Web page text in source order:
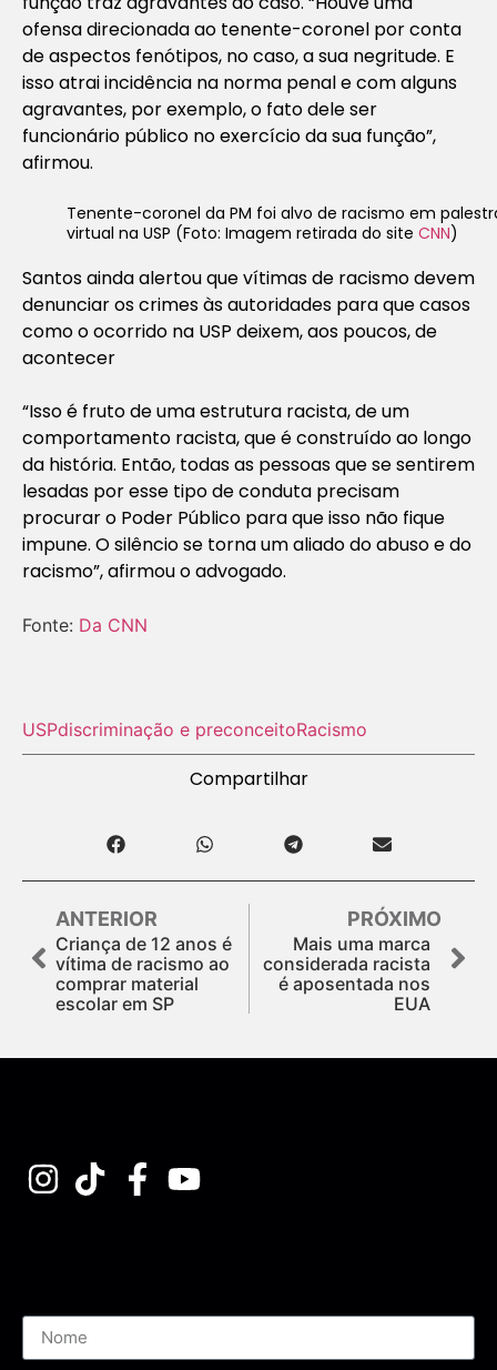
ofensa direcionada ao tenente-coronel por conta
de aspectos fenótipos, no caso, a sua negritude. E
isso atrai incidência na norma penal e com alguns
agravantes, por exemplo, o fato dele ser
funcionário público no exercício da sua função”,
afirmou.
Tenente-coronel da PM foi alvo de racismo em
virtual na USP (Foto: Imagem retirada do site CNN)
Santos ainda alertou que vítimas de racismo devem
denunciar os crimes às autoridades para que casos
como o ocorrido na USP deixem, aos poucos, de
acontecer
“Isso é fruto de uma estrutura racista, de um
comportamento racista, que é construído ao longo
da história. Então, todas as pessoas que se sentirem
lesadas por esse tipo de conduta precisam
procurar o Poder Público para que isso não fique
impune. O silêncio se torna um aliado do abuso e do
racismo”, afirmou o advogado.
Fonte: Da CNN
USPdiscriminação e preconceitoRacismo
Compartilhar
ANTERIOR
Criança de 12 anos é
vítima de racismo ao
comprar material
escolar em SP
PRÓXIMO
Mais uma marca
considerada racista
é aposentada nos
EUA